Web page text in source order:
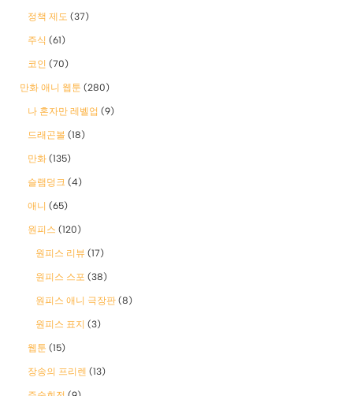
정책 제도 (37)
주식 (61)
코인 (70)
만화 애니 웹툰 (280)
나 혼자만 레벨업 (9)
드래곤볼 (18)
만화 (135)
슬램덩크 (4)
애니 (65)
원피스 (120)
원피스 리뷰 (17)
원피스 스포 (38)
원피스 애니 극장판 (8)
원피스 표지 (3)
웹툰 (15)
장송의 프리렌 (13)